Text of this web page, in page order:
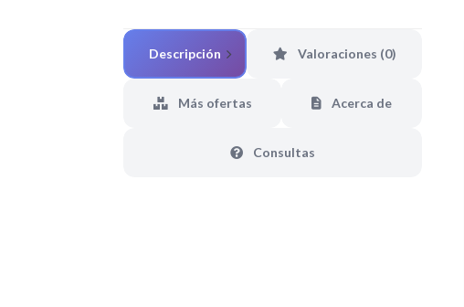
Descripción Valoraciones (0)
Más ofertas Acerca de
Consultas